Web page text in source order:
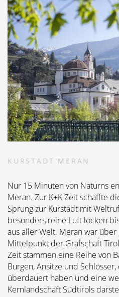
KURSTADT MERAN
Nur 15 Minuten von Naturns
Meran. Zur K+K Zeit schaffte
Sprung zur Kurstadt mit
besonders reine Luft locken
aus aller Welt. Meran war
Mittelpunkt der Grafschaft
Zeit stammen eine Reihe von
Burgen, Ansitze und
überdauert haben und eine
Kernlandschaft Südtirols